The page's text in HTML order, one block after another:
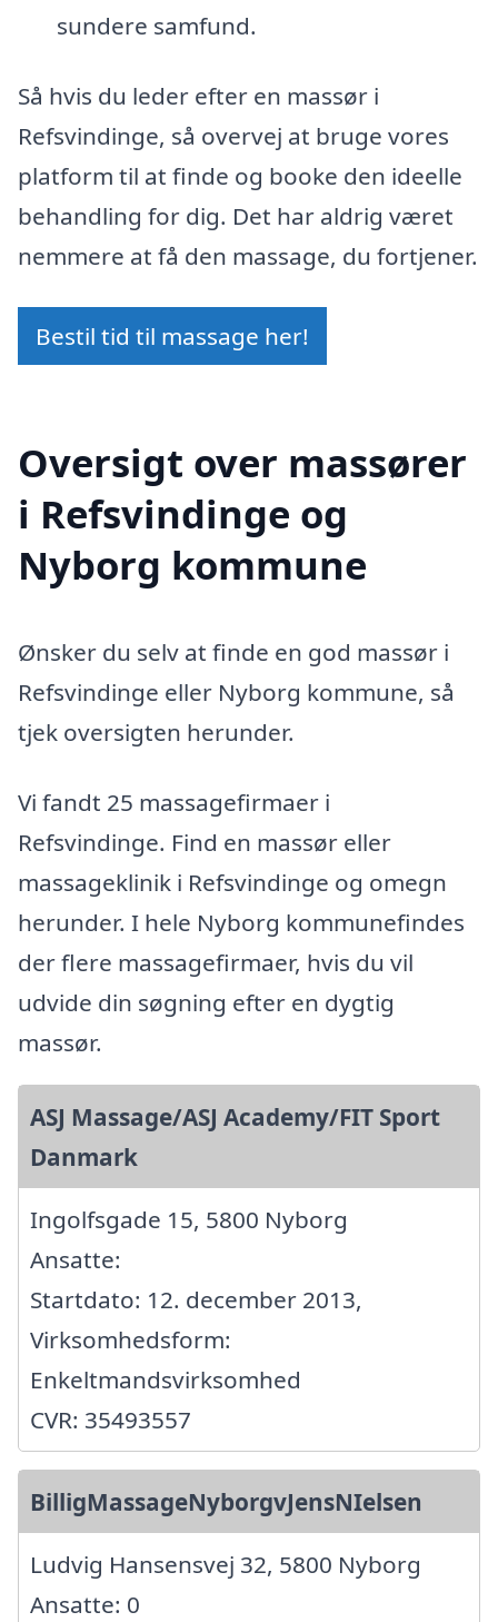
sundere samfund.
Så hvis du leder efter en massør i
Refsvindinge, så overvej at bruge vores
platform til at finde og booke den ideelle
behandling for dig. Det har aldrig været
nemmere at få den massage, du fortjener.
Bestil tid til massage her!
Oversigt over massører
i Refsvindinge og
Nyborg kommune
Ønsker du selv at finde en god massør i
Refsvindinge eller Nyborg kommune, så
tjek oversigten herunder.
Vi fandt 25 massagefirmaer i
Refsvindinge. Find en massør eller
massageklinik i Refsvindinge og omegn
herunder. I hele Nyborg kommunefindes
der flere massagefirmaer, hvis du vil
udvide din søgning efter en dygtig
massør.
ASJ Massage/ASJ Academy/FIT Sport
Danmark
Ingolfsgade 15, 5800 Nyborg
Ansatte:
Startdato: 12. december 2013,
Virksomhedsform:
Enkeltmandsvirksomhed
CVR: 35493557
BilligMassageNyborgvJensNIelsen
Ludvig Hansensvej 32, 5800 Nyborg
Ansatte: 0